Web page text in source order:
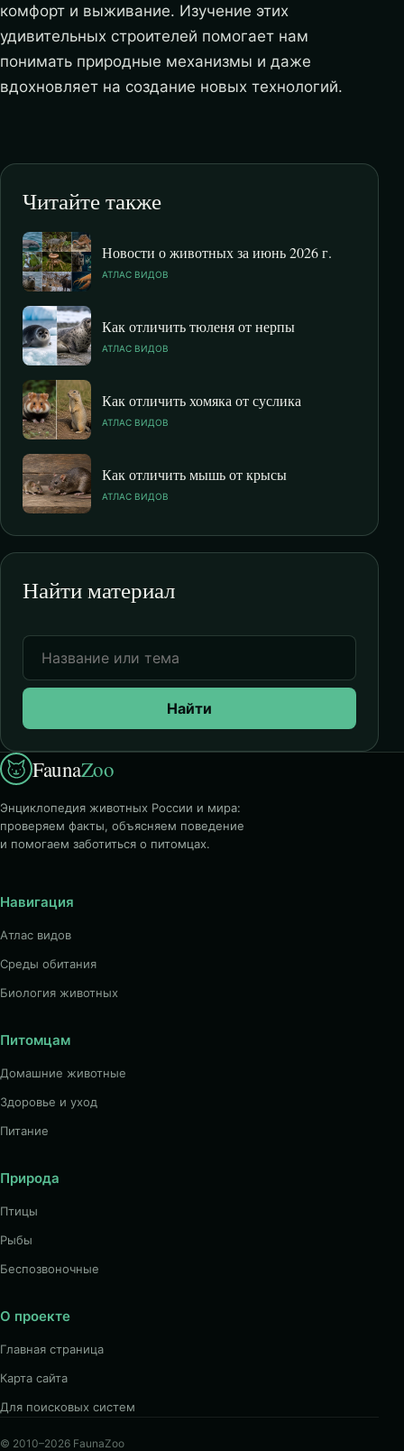
комфорт и выживание. Изучение этих
удивительных строителей помогает нам
понимать природные механизмы и даже
вдохновляет на создание новых технологий.
Читайте также
Новости о животных за июнь 2026 г.
АТЛАС ВИДОВ
Как отличить тюленя от нерпы
АТЛАС ВИДОВ
Как отличить хомяка от суслика
АТЛАС ВИДОВ
Как отличить мышь от крысы
АТЛАС ВИДОВ
Найти материал
Найти
FaunaZoo
Энциклопедия животных России и мира:
проверяем факты, объясняем поведение
и помогаем заботиться о питомцах.
Навигация
Атлас видов
Среды обитания
Биология животных
Питомцам
Домашние животные
Здоровье и уход
Питание
Природа
Птицы
Рыбы
Беспозвоночные
О проекте
Главная страница
Карта сайта
Для поисковых систем
© 2010–2026 FaunaZoo